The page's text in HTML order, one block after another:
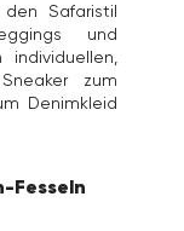
Safaristil
und
individuellen,
zum
Denimkleid
Fesseln